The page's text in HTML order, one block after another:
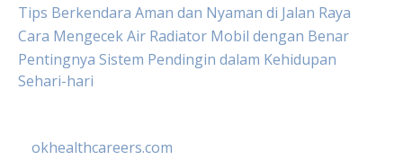
Tips Berkendara Aman dan Nyaman di Jalan Raya
Cara Mengecek Air Radiator Mobil dengan Benar
Pentingnya Sistem Pendingin dalam Kehidupan
Sehari-hari
okhealthcareers.com